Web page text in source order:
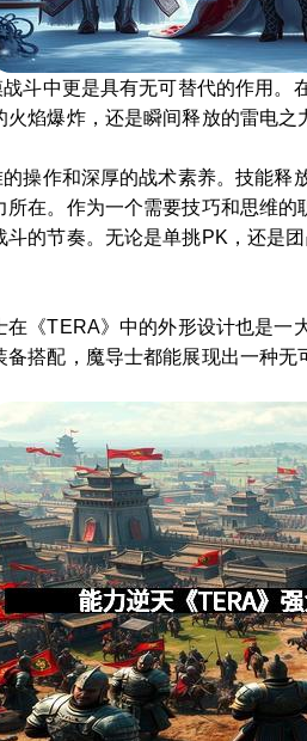
斗中更是具有无可替代的作用
焰爆炸，还是瞬间释放的雷电之
操作和深厚的战术素养。技能
在。作为一个需要技巧和思维
的节奏。无论是单挑PK，还是
《TERA》中的外形设计也是
搭配，魔导士都能展现出一种无